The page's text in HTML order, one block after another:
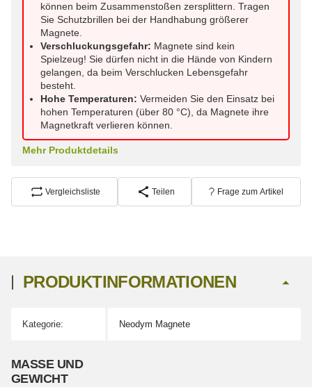
können beim Zusammenstoßen zersplittern. Tragen
Sie Schutzbrillen bei der Handhabung größerer
Magnete.
Verschluckungsgefahr: Magnete sind kein
Spielzeug! Sie dürfen nicht in die Hände von Kindern
gelangen, da beim Verschlucken Lebensgefahr
besteht.
Hohe Temperaturen: Vermeiden Sie den Einsatz bei
hohen Temperaturen (über 80 °C), da Magnete ihre
Magnetkraft verlieren können.
Mehr Produktdetails
Vergleichsliste Teilen Frage zum Artikel
PRODUKTINFORMATIONEN
Produkteigenschaft
Wert
Kategorie: Neodym Magnete
MASSE UND G
EWICHT